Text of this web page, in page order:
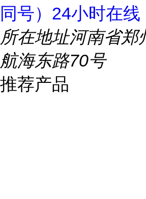
同号）24小时在线
所在地址河南省郑
航海东路70号
推荐产品